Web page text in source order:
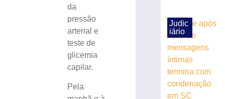
da
pressão
arterial e
teste de
glicemia
capilar.
Pela
consumo
moderado
Judic
iário